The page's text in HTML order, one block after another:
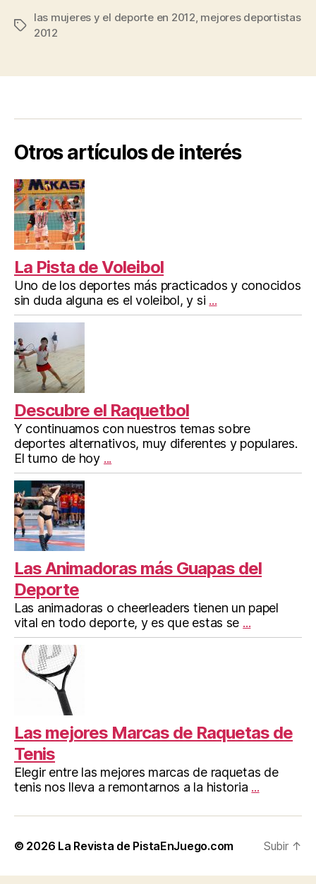
Deslumbraron
Año
Etiquetas
las mujeres y el deporte en 2012, mejores deportistas
2012
Otros artículos de interés
La Pista de Voleibol
Uno de los deportes más practicados y conocidos
sin duda alguna es el voleibol, y si ...
Descubre el Raquetbol
Y continuamos con nuestros temas sobre
deportes alternativos, muy diferentes y populares.
El turno de hoy ...
Las Animadoras más Guapas del
Deporte
Las animadoras o cheerleaders tienen un papel
vital en todo deporte, y es que estas se ...
Las mejores Marcas de Raquetas de
Tenis
Elegir entre las mejores marcas de raquetas de
tenis nos lleva a remontarnos a la historia ...
© 2026 La Revista de PistaEnJuego.com Subir ↑